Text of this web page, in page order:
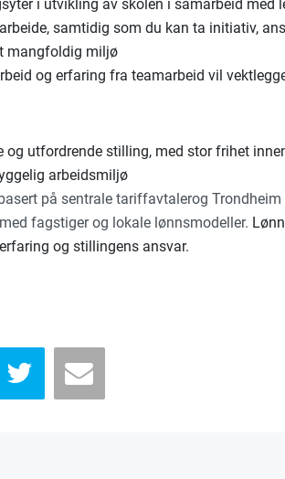
i utvikling av skolen i samarbeid med
samtidig som du kan ta initiativ,
mangfoldig miljø
og erfaring fra teamarbeid vil
og utfordrende stilling, med stor frihet
arbeidsmiljø
på sentrale tariffavtalerog
fagstiger og lokale lønnsmodeller.
og stillingens ansvar.